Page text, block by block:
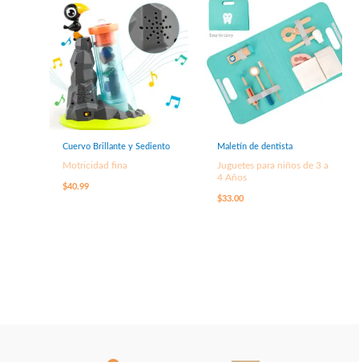
Cuervo Brillante y Sediento
Motricidad fina
$40.99
Maletín de dentista
Juguetes para niños de 3 a
4 Años
$33.00